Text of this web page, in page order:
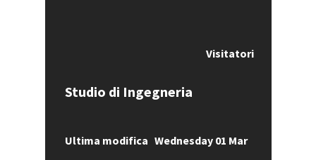
Visitatori
Studio di Ingegneria
Ultima modifica Wednesday 01 Mar